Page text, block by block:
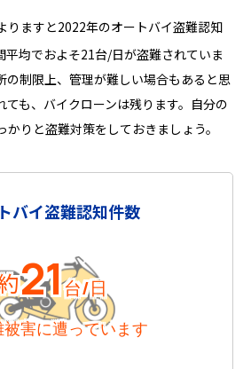
りますと2022年のオートバイ盗難認知
平均でおよそ21台/日が盗難されていま
の制限上、管理が難しい場合もあると思
ても、バイクローンは残ります。自分の
りと盗難対策をしておきましょう。
バイ盗難認知件数
21台/日
被害に遭っています